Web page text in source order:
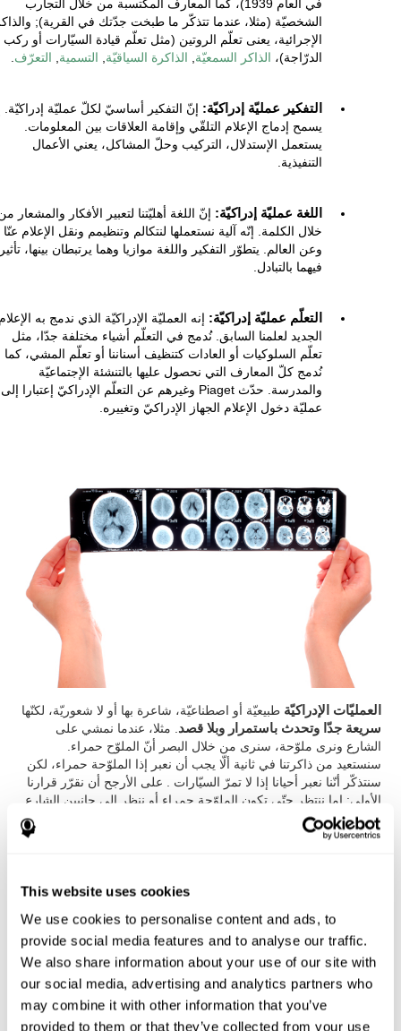
This website uses cookies
We use cookies to personalise content and ads, to
provide social media features and to analyse our traffic.
We also share information about your use of our site with
our social media, advertising and analytics partners who
may combine it with other information that you’ve
provided to them or that they’ve collected from your use
في العام 1939)، كما المعارف المكتسبة من خلال التجارب
الشخصيّة (مثلا، عندما تتذكّر ما طبخت جدّتك في القرية);
الإجرائية، يعنى تعلّم الروتين (مثل تعلّم قيادة السيّارات أو ركب
الدرّاجة)، الذاكر السمعيّة الذاكرة السياقيّة التسمية التعرّف
التفكير عمليّة إدراكيّة: إنّ التفكير أساسيّ لكلّ عمليّة إدراكيّة.
يسمح إدماج الإعلام التلقّي وإقامة العلاقات بين المعلومات.
يستعمل الإستدلال، التركيب وحلّ المشاكل، يعني الأعمال
التنفيذية.
اللغة عمليّة إدراكيّة: إنّ اللغة أهليّتنا لتعبير الأفكار والمشعار
خلال الكلمة. إنّه آلية نستعملها لنتكالم وتنظيمم ونقل الإعلام عنّا
وعن العالم. يتطوّر التفكير واللغة موازيا وهما يرتبطان بينها،
فيهما بالتبادل.
التعلّم عمليّة إدراكيّة: إنه العمليّة الإدراكيّة الذي ندمج به
الجديد لعلمنا السابق. نُدمج في التعلّم أشياء مختلفة جدّا، مثل
تعلّم السلوكيات أو العادات كتنظيف أسناننا أو تعلّم المشي، كما
نُدمج كلّ المعارف التي نحصول عليها بالتنشئة الإجتماعيّة
والمدرسة. حدّث Piaget وغيرهم عن التعلّم الإدراكيّ إعتبارا إلى
عمليّة دخول الإعلام الجهاز الإدراكيّ وتغييره.
العمليّات الإدراكيّة طبيعيّة أو اصطناعيّة، شاعرة بها أو لا شعوريّة، لكنّها
سريعة جدّا وتحدث باستمرار وبلا قصد . مثلا، عندما نمشي على
الشارع ونرى ملوّحة، سنرى من خلال البصر أنّ الملوّح حمراء.
سنستعيد من ذاكرتنا في ثانية ألّا يجب أن نعبر إذا الملوّحة حمراء، لكن
سنتذكّر أنّنا نعبر أحيانا إذا لا تمرّ السيّارات . على الأرجح أن نقرّر قرارنا
الأولى: إما ننتظر حتّى تكون الملوّحة حمراء أو ننظر إلى جانبين الشارع
اتّجاه انتباهنا ثانية) لنرى إذا مرّ السيّارات أو كان العبر آمناً.
بعض الآلة والتخطيط لتحسّن إدراكك وأدائك الإدراكيّ:
برنامج التنبيه الإدراكيّ لكوجنيفيت:
والعلماء النفسانيّين الإدراكيّين الكامل الذين ينظرون في عمليّات الدونية
المتشابة والتجدّد العصبيّ.
تحتاج إلى 15 دقيقة يوميّا فقط (3-2 أيام
في الأسبوع) لتنبّه الأهليّات والعمليّات الإدراكيّة. يُدخل هذا البرنامج
على الإنترنتوهو يتّجه إلى الأشخاص، الباحثين، المحترفين في المجال